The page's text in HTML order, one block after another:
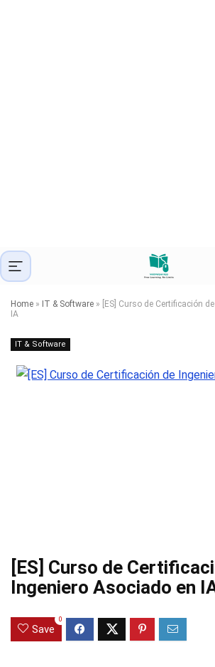
Home » IT & Software »
[ES] Curso de Certificación
IA
IT & Software
[ES] Curso de
Ingeniero Asociado en
Save
0